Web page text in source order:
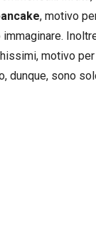
, motivo
motivo
dunque, sono